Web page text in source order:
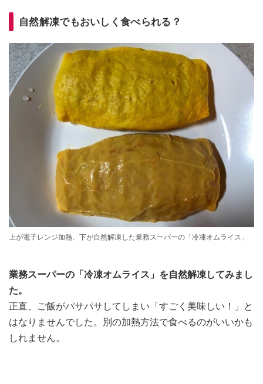
自然解凍でもおいしく食べられる？
上が電子レンジ加熱、下が自然解凍した業務スーパーの「冷凍オムライス」
業務スーパーの「冷凍オムライス」を自然解凍してみまし
た。
正直、ご飯がパサパサしてしまい「すごく美味しい！」と
はなりませんでした。別の加熱方法で食べるのがいいかも
しれません。